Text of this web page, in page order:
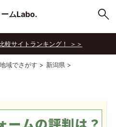
ームLabo.
較サイトランキング！ ＞＞
地域でさがす > 新潟県 >